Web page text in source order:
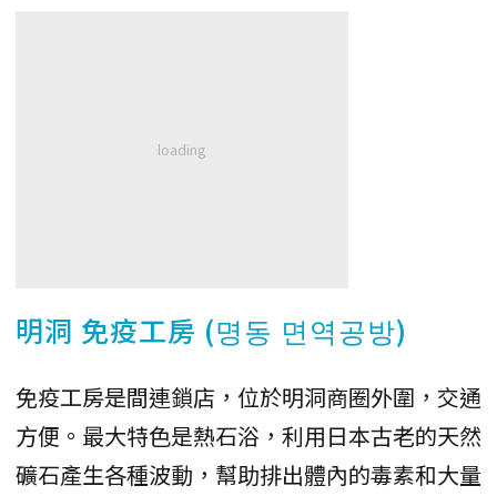
明洞 免疫工房 (명동 면역공방)
免疫工房是間連鎖店，位於明洞商圈外圍，交通
方便。最大特色是熱石浴，利用日本古老的天然
礦石產生各種波動，幫助排出體內的毒素和大量